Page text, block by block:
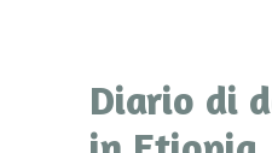
Diario di